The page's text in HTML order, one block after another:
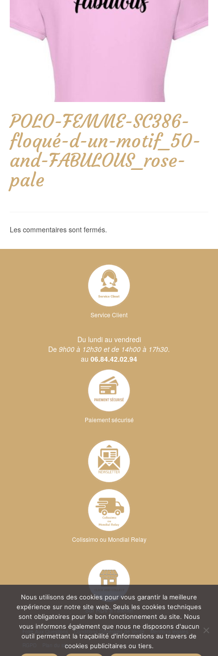
POLO-FEMME-SC386-
floqué-d-un-motif_50-
and-FABULOUS_rose-
pale
Les commentaires sont fermés.
Service Client
Du lundi au vendredi
De 9h00 à 12h30 et de 14h00 à 17h30.
au 06.84.42.02.94
Paiement sécurisé
Colissimo ou Mondial Relay
Sur RDV à l'atelier
Conditions Générales de Vente
Mentions légales
Plan du site
Nous utilisons des cookies pour vous garantir la meilleure
expérience sur notre site web. Seuls les cookies techniques
sont obligatoires pour le bon fonctionnement du site. Nous
vous informons également que nous ne disposons d'aucun
outil permettant la traçabilité d'informations au travers de
cookies publicitaires ou tiers.